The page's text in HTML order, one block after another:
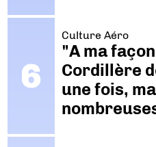
Culture Aéro
"A ma
Cordillère
une fois,